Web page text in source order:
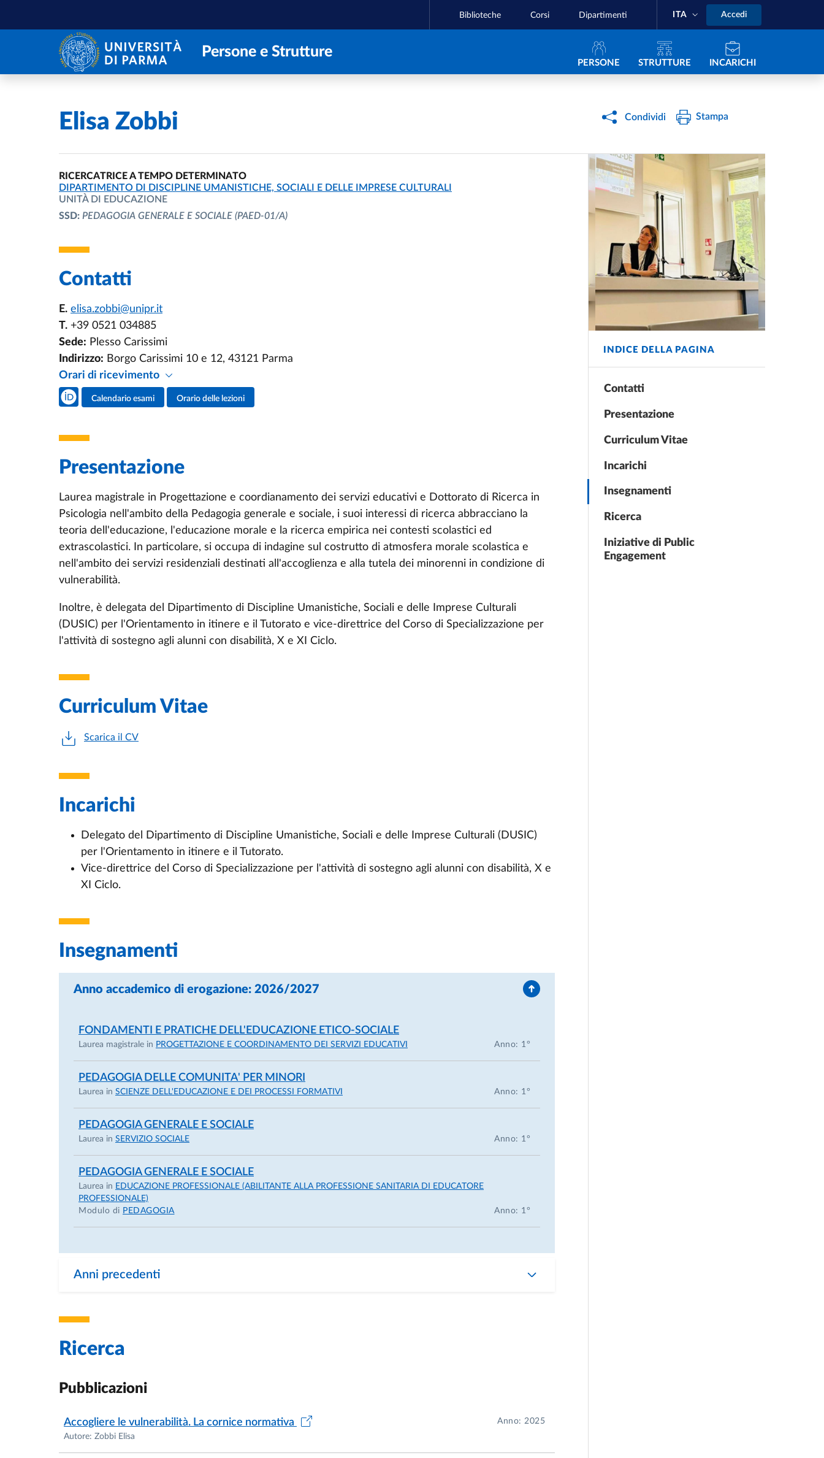
Biblioteche Corsi Dipartimenti ITA Accedi
Persone e Strutture Navigazione principale
PERSONE STRUTTURE INCARICHI
Home
Elisa Zobbi Condividi Stampa
INDICE DELLA PAGINA
Contatti
Presentazione
Curriculum Vitae
Incarichi
Insegnamenti
Ricerca
Iniziative di Public
Engagement
RICERCATRICE A TEMPO DETERMINATO
UNITÀ ORGANIZZATIVA AFFERENTE:
DIPARTIMENTO DI DISCIPLINE UMANISTICHE, SOCIALI E DELLE IMPRESE CULTURALI
UNITÀ DI EDUCAZIONE
SSD: PEDAGOGIA GENERALE E SOCIALE (PAED-01/A)
Contatti
E. elisa.zobbi@unipr.it
T. +39 0521 034885
Sede: Plesso Carissimi
Indirizzo: Borgo Carissimi 10 e 12, 43121 Parma
Orari di ricevimento
Social del docente
Calendario esami Orario delle lezioni
Presentazione
Laurea magistrale in Progettazione e coordianamento dei servizi educativi e Dottorato di Ricerca in
Psicologia nell'ambito della Pedagogia generale e sociale, i suoi interessi di ricerca abbracciano la
teoria dell'educazione, l'educazione morale e la ricerca empirica nei contesti scolastici ed
extrascolastici. In particolare, si occupa di indagine sul costrutto di atmosfera morale scolastica e
nell'ambito dei servizi residenziali destinati all'accoglienza e alla tutela dei minorenni in condizione di
vulnerabilità.
Inoltre, è delegata del Dipartimento di Discipline Umanistiche, Sociali e delle Imprese Culturali
(DUSIC) per l'Orientamento in itinere e il Tutorato e vice-direttrice del Corso di Specializzazione per
l'attività di sostegno agli alunni con disabilità, X e XI Ciclo.
Curriculum Vitae
Scarica il CV
Incarichi
Delegato del Dipartimento di Discipline Umanistiche, Sociali e delle Imprese Culturali (DUSIC)
per l'Orientamento in itinere e il Tutorato.
Vice-direttrice del Corso di Specializzazione per l'attività di sostegno agli alunni con disabilità, X e
XI Ciclo.
Insegnamenti
Anno accademico di erogazione: 2026/2027
FONDAMENTI E PRATICHE DELL'EDUCAZIONE ETICO-SOCIALE
Laurea magistrale in PROGETTAZIONE E COORDINAMENTO DEI SERVIZI EDUCATIVI Anno: 1°
PEDAGOGIA DELLE COMUNITA' PER MINORI
Laurea in SCIENZE DELL'EDUCAZIONE E DEI PROCESSI FORMATIVI Anno: 1°
PEDAGOGIA GENERALE E SOCIALE
Laurea in SERVIZIO SOCIALE Anno: 1°
PEDAGOGIA GENERALE E SOCIALE
Laurea in EDUCAZIONE PROFESSIONALE (ABILITANTE ALLA PROFESSIONE SANITARIA DI EDUCATORE
PROFESSIONALE)
Modulo di PEDAGOGIA Anno: 1°
Anni precedenti
Ricerca
Pubblicazioni
Accogliere le vulnerabilità. La cornice normativa
Autore: Zobbi Elisa
Anno: 2025